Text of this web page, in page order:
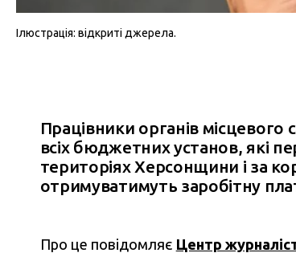
Ілюстрація: відкриті джерела.
Працівники органів місцевого
всіх бюджетних установ, які
територіях Херсонщини і за
отримуватимуть заробітну
Про це повідомляє Центр